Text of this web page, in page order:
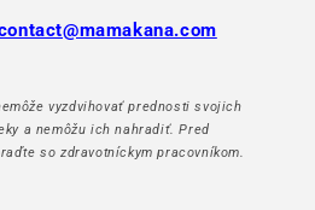
vyzdvihovať prednosti svojich
a nemôžu ich nahradiť. Pred
so zdravotníckym pracovníkom.